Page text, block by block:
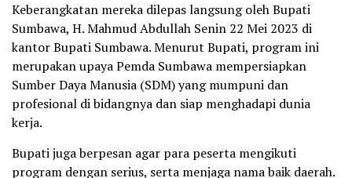
Keberangkatan mereka dilepas langsung oleh Bupati
Sumbawa, H. Mahmud Abdullah Senin 22 Mei 2023 di
kantor Bupati Sumbawa. Menurut Bupati, program ini
merupakan upaya Pemda Sumbawa mempersiapkan
Sumber Daya Manusia (SDM) yang mumpuni dan
profesional di bidangnya dan siap menghadapi dunia
kerja.
Bupati juga berpesan agar para peserta mengikuti
program dengan serius, serta menjaga nama baik daerah.